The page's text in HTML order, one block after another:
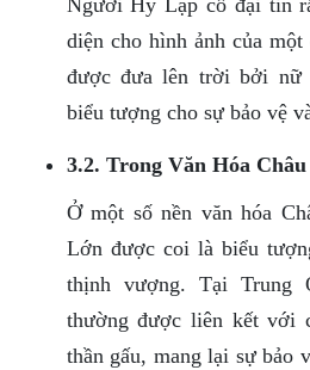
Người Hy Lạp cổ đại tin
diện cho hình ảnh của
được đưa lên trời bởi nữ
biểu tượng cho sự bảo vệ
3.2. Trong Văn Hóa
Ở một số nền văn hóa
Lớn được coi là biểu
thịnh vượng. Tại Trung
thường được liên kết với
thần gấu, mang lại sự bảo